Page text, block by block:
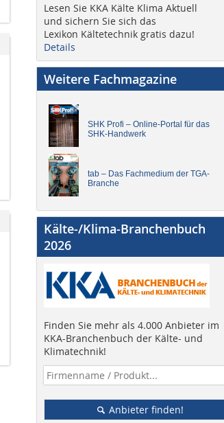
Lesen Sie KKA Kälte Klima Aktuell
und sichern Sie sich das
Lexikon Kältetechnik gratis dazu!
Details
Weitere Fachmagazine
SHK Profi – Online-Portal für das
SHK-Handwerk
tab – Das Fachmedium der TGA-
Branche
Kälte-/Klima-Branchenbuch
2026
Finden Sie mehr als 4.000 Anbieter im
KKA-Branchenbuch der Kälte- und
Klimatechnik!
Anbieter finden!